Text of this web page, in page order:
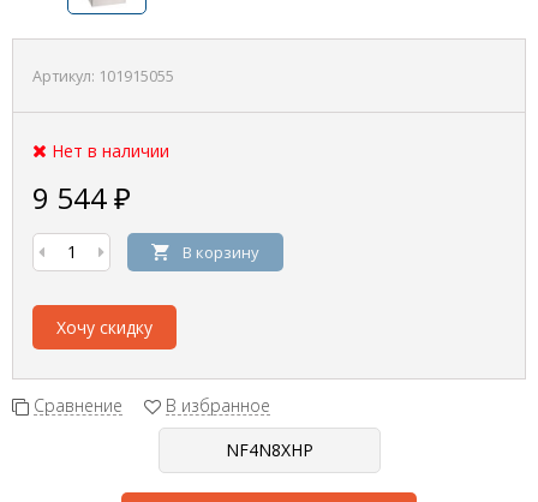
Артикул: 101915055
Нет в наличии
9 544₽
В корзину
Хочу скидку
Сравнение В избранное